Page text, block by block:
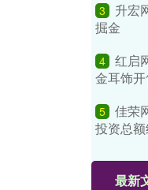
3
升宏
掘金
4 红启
金耳饰
5 佳荣
投资总
最新